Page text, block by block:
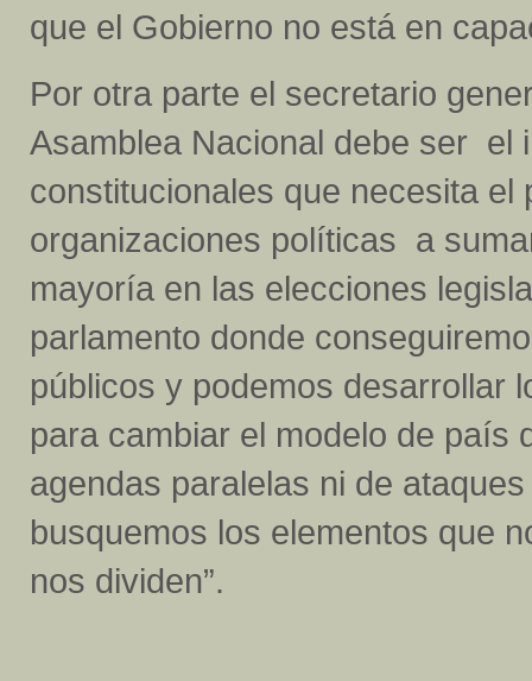
que el Gobierno no está en
Por otra parte el secretario
Asamblea Nacional debe ser el
constitucionales que necesita el
organizaciones políticas a
mayoría en las elecciones
parlamento donde
públicos y podemos desarrollar
para cambiar el modelo de país
agendas paralelas ni de
busquemos los elementos que
nos dividen”.